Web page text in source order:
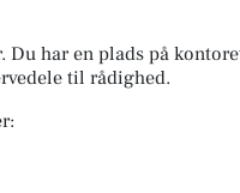
Du har en plads på
til rådighed.